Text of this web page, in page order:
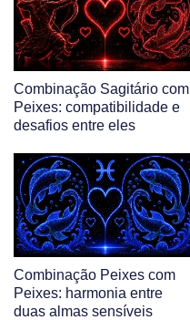
Combinação Sagitário com
Peixes: compatibilidade e
desafios entre eles
Combinação Peixes com
Peixes: harmonia entre
duas almas sensíveis